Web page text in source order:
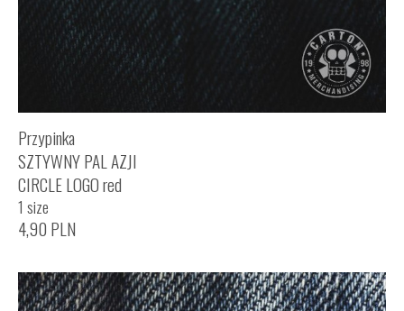
Przypinka
SZTYWNY PAL AZJI
CIRCLE LOGO red
1 size
4,90 PLN